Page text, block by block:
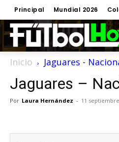
Principal Mundial 2026
Inicio Jaguares -
Jaguares –
Por Laura Hernández - 11